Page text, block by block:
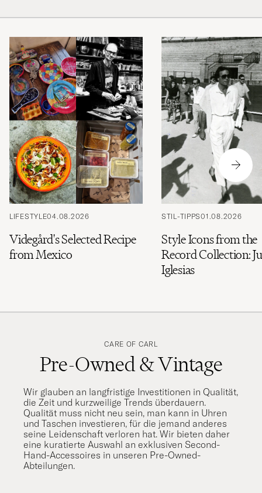
LIFESTYLE04.08.2026
Videgård's Selected Recipe
from Mexico
STIL-TIPPS01.08.2026
Style Icons from the
Record Collection:
Iglesias
CARE OF CARL
Pre-Owned & Vintage
Wir glauben an langfristige Investitionen in Qualität,
die Zeit und kurzweilige Trends überdauern.
Qualität muss nicht neu sein, man kann in Uhren
und Taschen investieren, für die jemand anderes
seine Leidenschaft verloren hat. Wir bieten daher
eine kuratierte Auswahl an exklusiven Second-
Hand-Accessoires in unseren Pre-Owned-
Abteilungen.